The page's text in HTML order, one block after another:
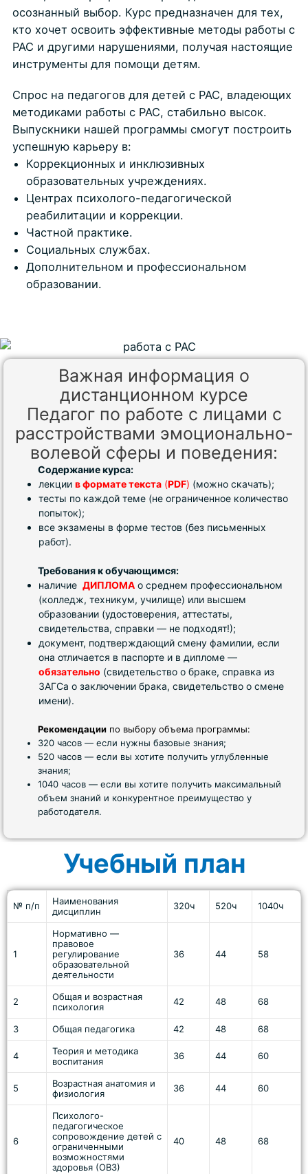
осознанный выбор. Курс предназначен для тех,
кто хочет освоить эффективные методы работы с
РАС и другими нарушениями, получая настоящие
инструменты для помощи детям.
Спрос на педагогов для детей с РАС, владеющих
методиками работы с РАС, стабильно высок.
Выпускники нашей программы смогут построить
успешную карьеру в:
Коррекционных и инклюзивных
образовательных учреждениях.
Центрах психолого-педагогической
реабилитации и коррекции.
Частной практике.
Социальных службах.
Дополнительном и профессиональном
образовании.
Важная информация о
дистанционном курсе
Педагог по работе с лицами с
расстройствами эмоционально-
волевой сферы и поведения:
Содержание курса:
лекции в формате текста (PDF) (можно скачать);
тесты по каждой теме (не ограниченное количество
попыток);
все экзамены в форме тестов (без письменных
работ).
Требования к обучающимся:
наличие ДИПЛОМА о среднем профессиональном
(колледж, техникум, училище) или высшем
образовании (удостоверения, аттестаты,
свидетельства, справки — не подходят!);
документ, подтверждающий смену фамилии, если
она отличается в паспорте и в дипломе —
обязательно (свидетельство о браке, справка из
ЗАГСа о заключении брака, свидетельство о смене
имени).
Рекомендации по выбору объема программы:
320 часов — если нужны базовые знания;
520 часов — если вы хотите получить углубленные
знания;
1040 часов — если вы хотите получить максимальный
объем знаний и конкурентное преимущество у
работодателя.
Учебный план
№ п/п
Наименования
дисциплин
320ч 520ч 1040ч
1
Нормативно —
правовое
регулирование
образовательной
деятельности
36 44 58
2
Общая и возрастная
психология
42 48 68
3 Общая педагогика 42 48 68
4
Теория и методика
воспитания
36 44 60
5
Возрастная анатомия и
физиология
36 44 60
6
Психолого-
педагогическое
сопровождение детей с
ограниченными
возможностями
здоровья (ОВЗ)
40 48 68